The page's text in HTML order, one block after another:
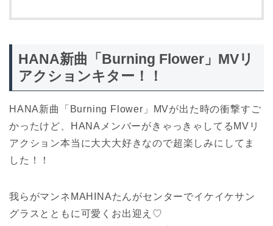
HANA新曲「Burning Flower」MVリ
アクションキター！！
HANA新曲「Burning Flower」MVが出た時の衝撃すご
かったけど、HANAメンバーがきゃっきゃしてるMVリ
アクション本当に大大大好きなので超楽しみにしてま
した！！
我らがマンネMAHINAたんがセンターでイケイケサン
グラスとともに可愛くお出迎え♡